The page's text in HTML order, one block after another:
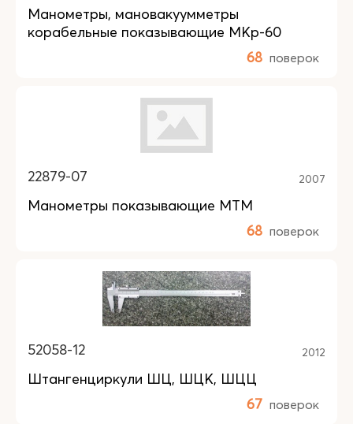
Манометры, мановакуумметры
корабельные показывающие МКр-60
68 поверок
22879-07 2007
Манометры показывающие МТМ
68 поверок
52058-12 2012
Штангенциркули ШЦ, ШЦК, ШЦЦ
67 поверок